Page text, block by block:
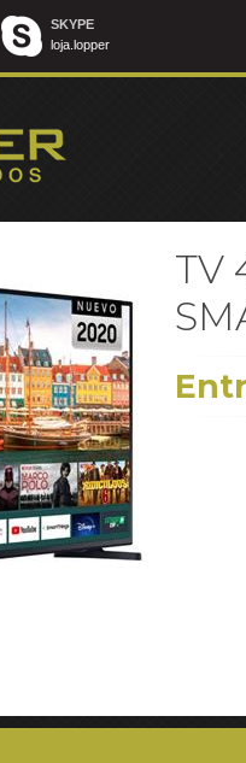
SKYPE
loja.lopper
TV